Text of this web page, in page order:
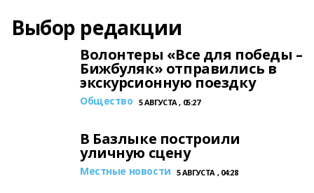
Выбор редакции
Волонтеры «Все для победы –
Бижбуляк» отправились в
экскурсионную поездку
Общество 5 АВГУСТА , 05:27
В Базлыке построили
уличную сцену
Местные новости 5 АВГУСТА , 04:28